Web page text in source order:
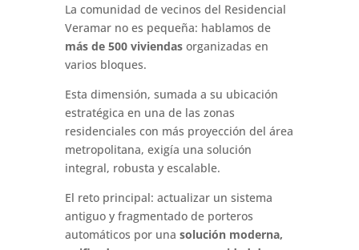
La comunidad de vecinos del Residencial
Veramar no es pequeña: hablamos de
más de 500 viviendas organizadas en
varios bloques.
Esta dimensión, sumada a su ubicación
estratégica en una de las zonas
residenciales con más proyección del área
metropolitana, exigía una solución
integral, robusta y escalable.
El reto principal: actualizar un sistema
antiguo y fragmentado de porteros
automáticos por una solución moderna,